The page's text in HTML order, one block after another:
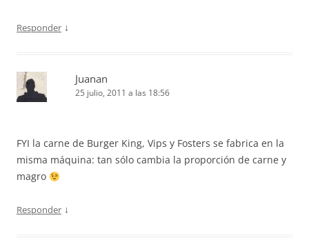
Responder ↓
Juanan
25 julio, 2011 a las 18:56
FYI la carne de Burger King, Vips y Fosters se fabrica en la
misma máquina: tan sólo cambia la proporción de carne y
magro
Responder ↓